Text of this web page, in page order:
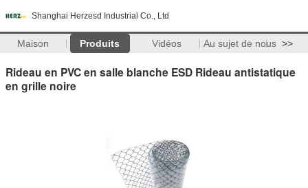
Shanghai Herzesd Industrial Co., Ltd
Maison Produits Vidéos Au sujet de nous >>
Rideau en PVC en salle blanche ESD Rideau antistatique
en grille noire